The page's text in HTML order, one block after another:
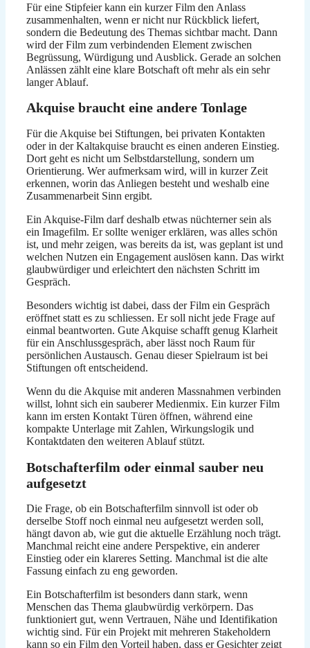
Für eine Stipfeier kann ein kurzer Film den Anlass
zusammenhalten, wenn er nicht nur Rückblick liefert,
sondern die Bedeutung des Themas sichtbar macht. Dann
wird der Film zum verbindenden Element zwischen
Begrüssung, Würdigung und Ausblick. Gerade an solchen
Anlässen zählt eine klare Botschaft oft mehr als ein sehr
langer Ablauf.
Akquise braucht eine andere Tonlage
Für die Akquise bei Stiftungen, bei privaten Kontakten
oder in der Kaltakquise braucht es einen anderen Einstieg.
Dort geht es nicht um Selbstdarstellung, sondern um
Orientierung. Wer aufmerksam wird, will in kurzer Zeit
erkennen, worin das Anliegen besteht und weshalb eine
Zusammenarbeit Sinn ergibt.
Ein Akquise-Film darf deshalb etwas nüchterner sein als
ein Imagefilm. Er sollte weniger erklären, was alles schön
ist, und mehr zeigen, was bereits da ist, was geplant ist und
welchen Nutzen ein Engagement auslösen kann. Das wirkt
glaubwürdiger und erleichtert den nächsten Schritt im
Gespräch.
Besonders wichtig ist dabei, dass der Film ein Gespräch
eröffnet statt es zu schliessen. Er soll nicht jede Frage auf
einmal beantworten. Gute Akquise schafft genug Klarheit
für ein Anschlussgespräch, aber lässt noch Raum für
persönlichen Austausch. Genau dieser Spielraum ist bei
Stiftungen oft entscheidend.
Wenn du die Akquise mit anderen Massnahmen verbinden
willst, lohnt sich ein sauberer Medienmix. Ein kurzer Film
kann im ersten Kontakt Türen öffnen, während eine
kompakte Unterlage mit Zahlen, Wirkungslogik und
Kontaktdaten den weiteren Ablauf stützt.
Botschafterfilm oder einmal sauber neu
aufgesetzt
Die Frage, ob ein Botschafterfilm sinnvoll ist oder ob
derselbe Stoff noch einmal neu aufgesetzt werden soll,
hängt davon ab, wie gut die aktuelle Erzählung noch trägt.
Manchmal reicht eine andere Perspektive, ein anderer
Einstieg oder ein klareres Setting. Manchmal ist die alte
Fassung einfach zu eng geworden.
Ein Botschafterfilm ist besonders dann stark, wenn
Menschen das Thema glaubwürdig verkörpern. Das
funktioniert gut, wenn Vertrauen, Nähe und Identifikation
wichtig sind. Für ein Projekt mit mehreren Stakeholdern
kann so ein Film den Vorteil haben, dass er Gesichter zeigt